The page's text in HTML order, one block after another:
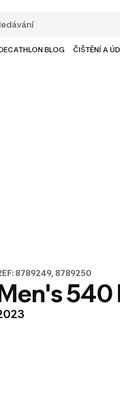
BLOG ČIŠTĚNÍ A
8789249, 8789250
540